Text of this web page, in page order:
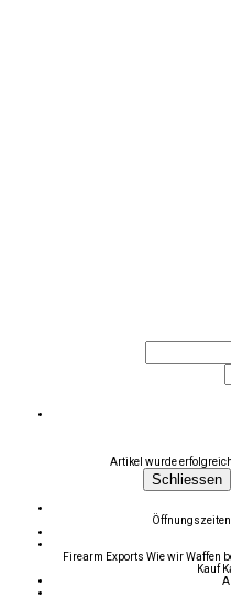
Artikel wurde
Schliessen
Öffnungszeiten
Firearm Exports Wie wir Waffen
Kauf